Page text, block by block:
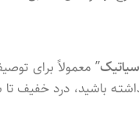
” معمولاً برای
باشید، درد خفیف